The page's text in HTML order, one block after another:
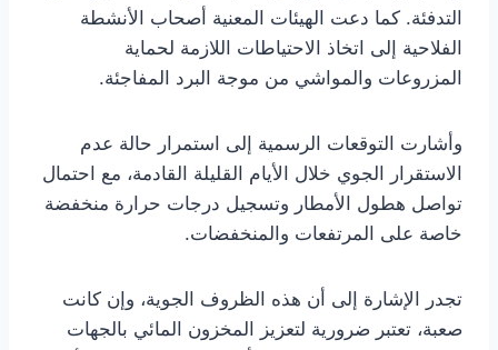
التدفئة. كما دعت الهيئات المعنية أصحاب الأنشطة
الفلاحية إلى اتخاذ الاحتياطات اللازمة لحماية
المزروعات والمواشي من موجة البرد المفاجئة.
وأشارت التوقعات الرسمية إلى استمرار حالة عدم
الاستقرار الجوي خلال الأيام القليلة القادمة، مع احتمال
تواصل هطول الأمطار وتسجيل درجات حرارة منخفضة
خاصة على المرتفعات والمنخفضات.
تجدر الإشارة إلى أن هذه الظروف الجوية، وإن كانت
صعبة، تعتبر ضرورية لتعزيز المخزون المائي بالجهات